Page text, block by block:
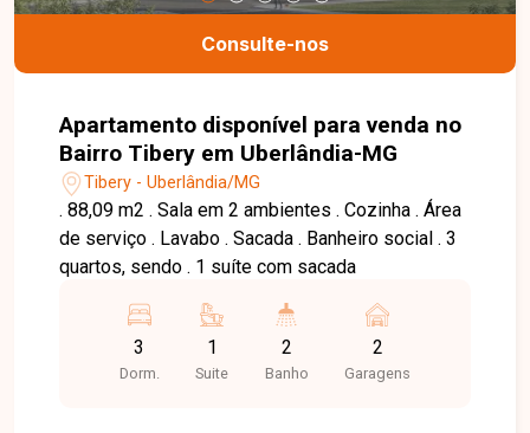
Consulte-nos
Apartamento disponível para venda no
Bairro Tibery em Uberlândia-MG
Tibery - Uberlândia/MG
. 88,09 m2 . Sala em 2 ambientes . Cozinha . Área
de serviço . Lavabo . Sacada . Banheiro social . 3
quartos, sendo . 1 suíte com sacada
3
Dorm.
1
Suite
2
Banho
2
Garagens